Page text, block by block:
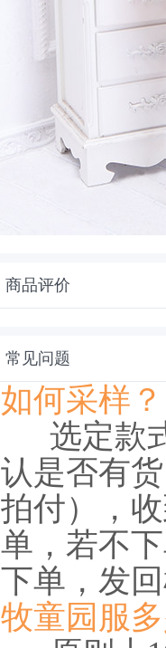
商品评价
常见问题
如何采样？
选定款
认是否有
拍付），
单，若不
下单，发
牧童园服